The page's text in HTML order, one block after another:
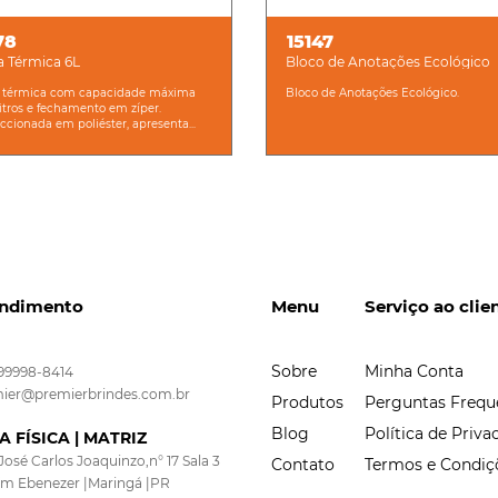
Térmica 6L
térmica com capacidade máxima
e fechamento em zíper.
em poliéster, apresenta...
15147
Bloco de Anotações Ecológico
Bloco de Anotações Ecológico.
8414
FÍSICA | MATRIZ
Carlos Joaquinzo,n° 17 Sala 3
Ebenezer |Maringá |PR
Menu
Sobre
Produtos
Blog
Contato
Serviço ao
Minha Conta
Perguntas
Política de
Termos e